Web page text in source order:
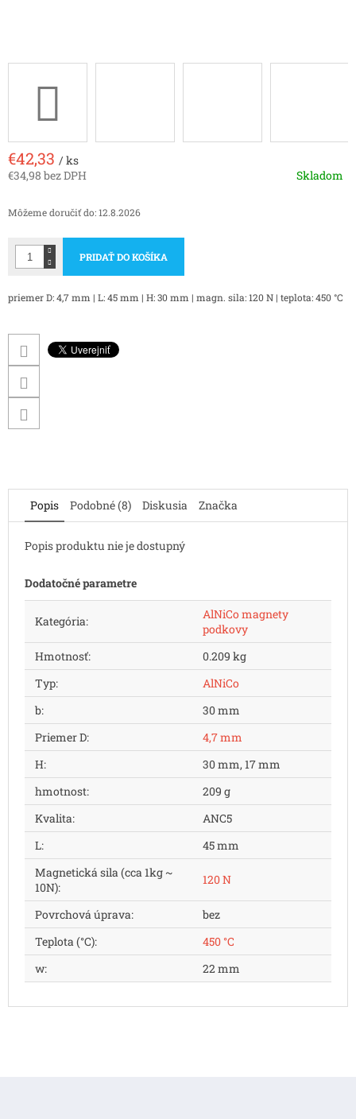
€42,33 / ks
€34,98 bez DPH
cena:
Skladom
Môžeme doručiť do:12.8.2026
PRIDAŤ DO KOŠÍKA
priemer D: 4,7 mm | L: 45 mm | H: 30 mm | magn. sila: 120 N | teplota: 450 °C
Popis Podobné (8) Diskusia Značka
Popis produktu nie je dostupný
Dodatočné parametre
Kategória:
AlNiCo magnety
podkovy
Hmotnosť:
0.209 kg
Typ:
AlNiCo
b:
30 mm
Priemer D:
4,7 mm
H:
30 mm, 17 mm
hmotnost:
209 g
Kvalita:
ANC5
L:
45 mm
Magnetická sila (cca 1kg ~
10N):
120 N
Povrchová úprava:
bez
Teplota (°C):
450 °C
w: 22 mm